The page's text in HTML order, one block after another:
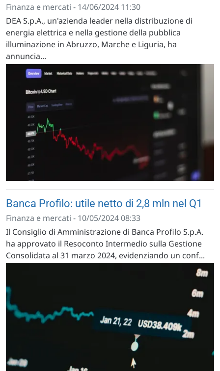
Finanza e mercati - 14/06/2024 11:30
DEA S.p.A., un'azienda leader nella distribuzione di
energia elettrica e nella gestione della pubblica
illuminazione in Abruzzo, Marche e Liguria, ha
annuncia...
Banca Profilo: utile netto di 2,8 mln nel Q1
Finanza e mercati - 10/05/2024 08:33
Il Consiglio di Amministrazione di Banca Profilo S.p.A.
ha approvato il Resoconto Intermedio sulla Gestione
Consolidata al 31 marzo 2024, evidenziando un conf...